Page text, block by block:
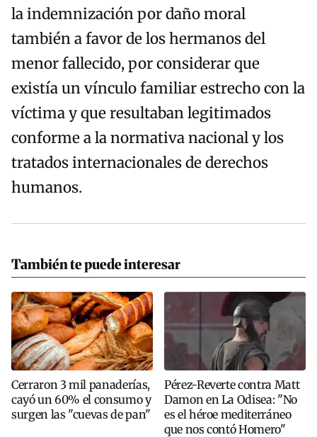
la indemnización por daño moral
también a favor de los hermanos del
menor fallecido, por considerar que
existía un vínculo familiar estrecho con la
víctima y que resultaban legitimados
conforme a la normativa nacional y los
tratados internacionales de derechos
humanos.
También te puede interesar
Cerraron 3 mil panaderías,
cayó un 60% el consumo y
surgen las "cuevas de pan"
Pérez-Reverte contra Matt
Damon en La Odisea: "No
es el héroe mediterráneo
que nos contó Homero"